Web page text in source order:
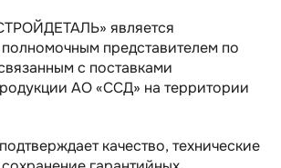
является
представителем по
с поставками
АО «ССД» на территории
качество, технические